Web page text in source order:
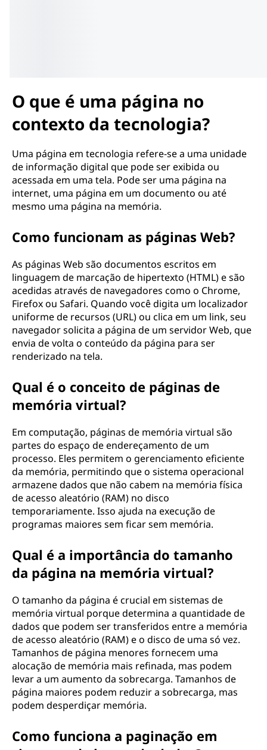
O que é uma página no
contexto da tecnologia?
Uma página em tecnologia refere-se a uma unidade
de informação digital que pode ser exibida ou
acessada em uma tela. Pode ser uma página na
internet, uma página em um documento ou até
mesmo uma página na memória.
Como funcionam as páginas Web?
As páginas Web são documentos escritos em
linguagem de marcação de hipertexto (HTML) e são
acedidas através de navegadores como o Chrome,
Firefox ou Safari. Quando você digita um localizador
uniforme de recursos (URL) ou clica em um link, seu
navegador solicita a página de um servidor Web, que
envia de volta o conteúdo da página para ser
renderizado na tela.
Qual é o conceito de páginas de
memória virtual?
Em computação, páginas de memória virtual são
partes do espaço de endereçamento de um
processo. Eles permitem o gerenciamento eficiente
da memória, permitindo que o sistema operacional
armazene dados que não cabem na memória física
de acesso aleatório (RAM) no disco
temporariamente. Isso ajuda na execução de
programas maiores sem ficar sem memória.
Qual é a importância do tamanho
da página na memória virtual?
O tamanho da página é crucial em sistemas de
memória virtual porque determina a quantidade de
dados que podem ser transferidos entre a memória
de acesso aleatório (RAM) e o disco de uma só vez.
Tamanhos de página menores fornecem uma
alocação de memória mais refinada, mas podem
levar a um aumento da sobrecarga. Tamanhos de
página maiores podem reduzir a sobrecarga, mas
podem desperdiçar memória.
Como funciona a paginação em